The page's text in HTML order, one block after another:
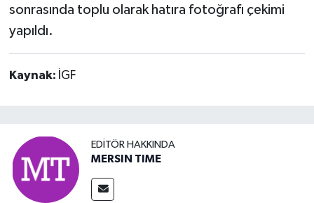
sonrasında toplu olarak hatıra fotoğrafı çekimi
yapıldı.
Kaynak: İGF
EDITÖR HAKKINDA
MERSIN TIME